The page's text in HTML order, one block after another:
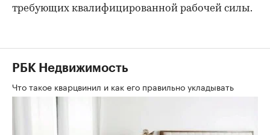
требующих квалифицированной рабочей силы.
РБК Недвижимость
Что такое кварцвинил и как его правильно укладывать